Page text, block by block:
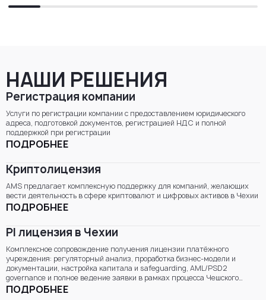
НАШИ РЕШЕНИЯ
Регистрация компании
Услуги по регистрации компании с предоставлением юридического
адреса, подготовкой документов, регистрацией НДС и полной
поддержкой при регистрации
ПОДРОБНЕЕ
Криптолицензия
AMS предлагает комплексную поддержку для компаний, желающих
вести деятельность в сфере криптовалют и цифровых активов в Чехии
ПОДРОБНЕЕ
PI лицензия в Чехии
Комплексное сопровождение получения лицензии платёжного
учреждения: регуляторный анализ, проработка бизнес-модели и
документации, настройка капитала и safeguarding, AML/PSD2
governance и полное ведение заявки в рамках процесса Чешского
национального банка.
ПОДРОБНЕЕ